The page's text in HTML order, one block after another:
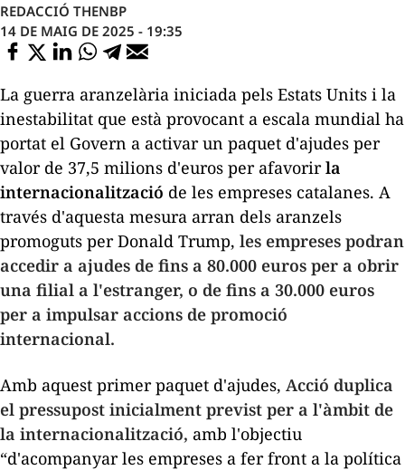
REDACCIÓ THENBP
14 DE MAIG DE 2025 - 19:35
La guerra aranzelària iniciada pels Estats Units i la
inestabilitat que està provocant a escala mundial ha
portat el Govern a activar un paquet d'ajudes per
valor de 37,5 milions d'euros per afavorirla
internacionalització de les empreses catalanes. A
través d'aquesta mesura arran dels aranzels
promoguts per Donald Trump, les empreses podran
accedir a ajudes de fins a 80.000 euros per a obrir
una filial a l'estranger, o de fins a 30.000 euros
per a impulsar accions de promoció
internacional.
Amb aquest primer paquet d'ajudes, Acció duplica
el pressupost inicialment previst per a l'àmbit de
la internacionalització, amb l'objectiu
“d'acompanyar les empreses a fer front a la política